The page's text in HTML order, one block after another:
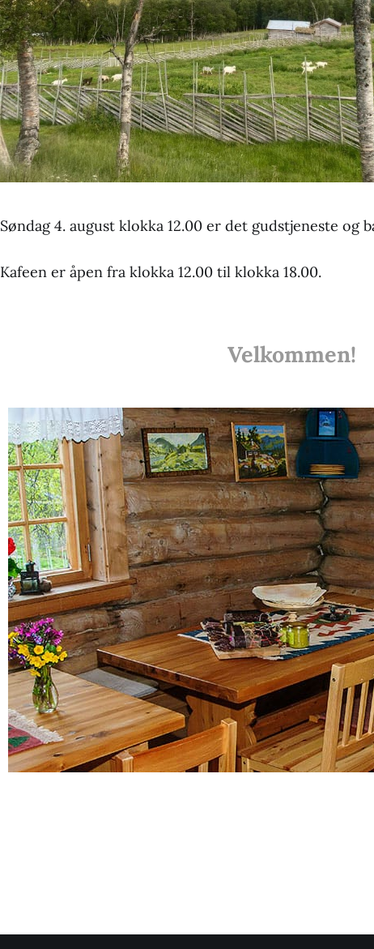
Søndag 4. august klokka 12.00 er det gudstjeneste og
Kafeen er åpen fra klokka 12.00 til klokka 18.00.
Velkommen!